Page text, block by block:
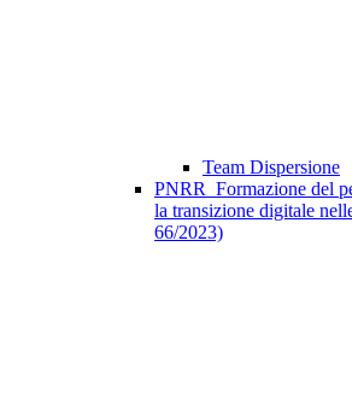
Team Dispersione
PNRR_Formazione del
la transizione digitale
66/2023)